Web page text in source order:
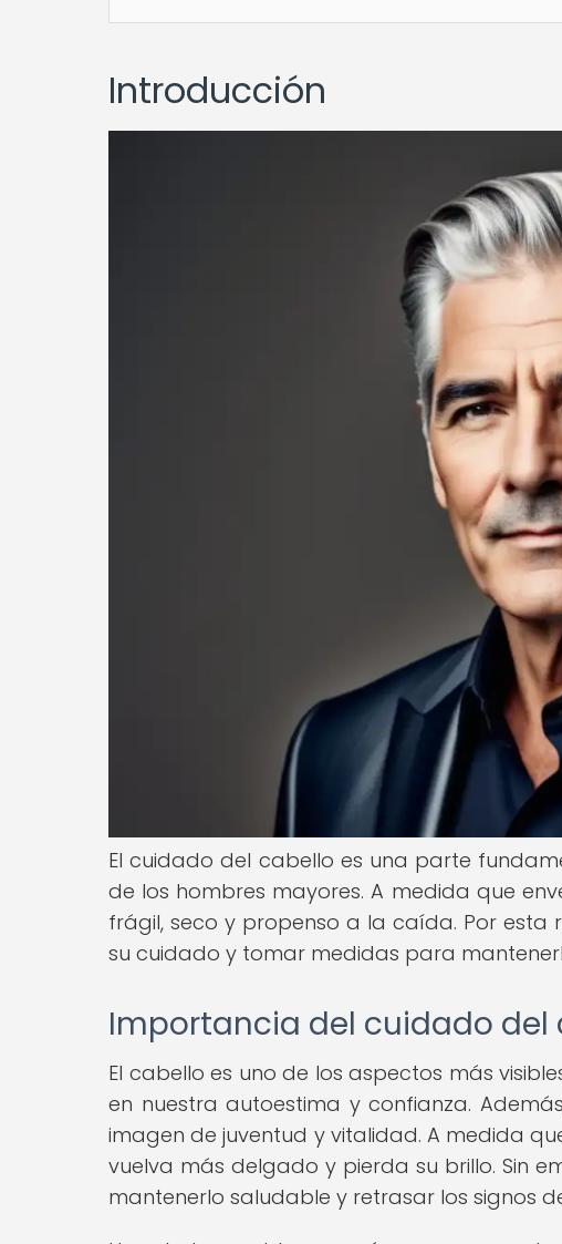
Introducción
El cuidado del cabello es una parte
de los hombres mayores. A medida que
frágil, seco y propenso a la caída. Por
su cuidado y tomar medidas para
Importancia del cuidado
El cabello es uno de los aspectos más
en nuestra autoestima y confianza.
imagen de juventud y vitalidad. A medida
vuelva más delgado y pierda su brillo. Sin
mantenerlo saludable y retrasar los signos